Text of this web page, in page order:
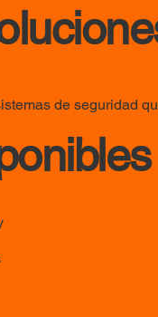
de seguridad